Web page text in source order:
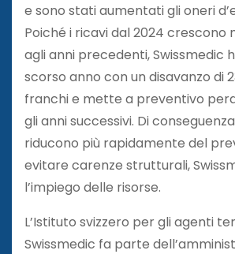
e sono stati aumentati gli oneri
Poiché i ricavi dal 2024 crescono
agli anni precedenti, Swissmedic
scorso anno con un disavanzo di
franchi e mette a preventivo
gli anni successivi. Di
riducono più rapidamente del
evitare carenze strutturali,
l’impiego delle risorse.
L’Istituto svizzero per gli agenti
Swissmedic fa parte